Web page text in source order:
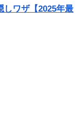
しワザ【2025年最